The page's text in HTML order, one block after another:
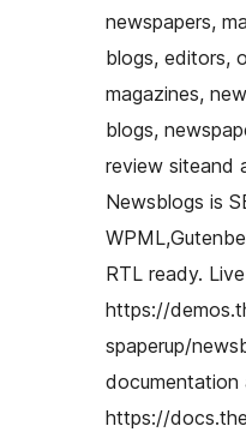
newspapers,
blogs, editors,
magazines,
blogs,
review siteand
Newsblogs is
RTL ready.
https://
spaperup/
documentation
https://